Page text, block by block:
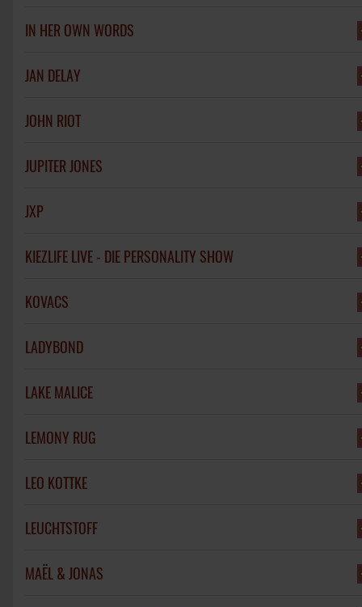
IN HER OWN WORDS
JAN DELAY
JOHN RIOT
JUPITER JONES
JXP
KIEZLIFE LIVE - DIE PERSONALITY SHOW
KOVACS
LADYBOND
LAKE MALICE
LEMONY RUG
LEO KOTTKE
LEUCHTSTOFF
MAËL & JONAS